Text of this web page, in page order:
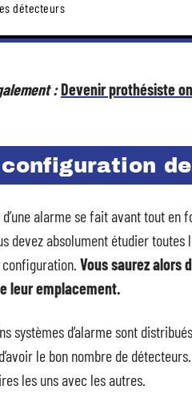
détecteurs
:Devenir prothésiste
alarme se fait avant tout
devez absolument étudier
Vous saurez alors
leur emplacement.
systèmes d’alarme sont
le bon nombre de
les uns avec les autres.